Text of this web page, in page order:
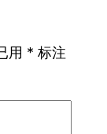
用 * 标注